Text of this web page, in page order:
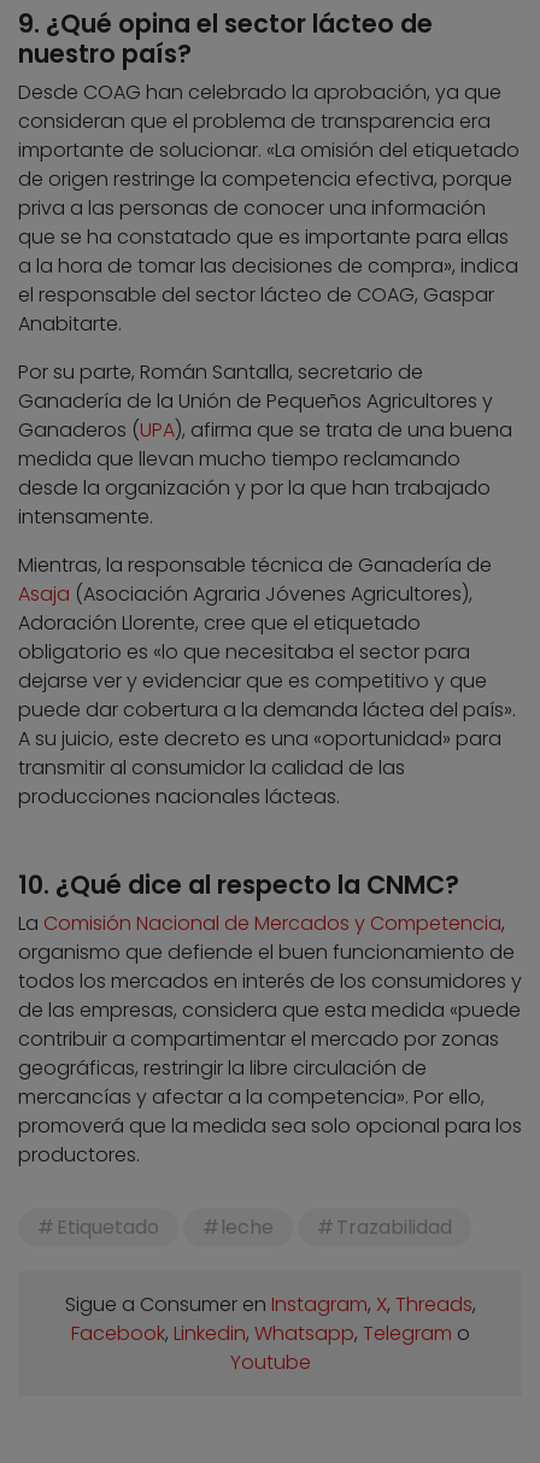
9. ¿Qué opina el sector lácteo de
nuestro país?
Desde COAG han celebrado la aprobación, ya que
consideran que el problema de transparencia era
importante de solucionar. «La omisión del etiquetado
de origen restringe la competencia efectiva, porque
priva a las personas de conocer una información
que se ha constatado que es importante para ellas
a la hora de tomar las decisiones de compra», indica
el responsable del sector lácteo de COAG, Gaspar
Anabitarte.
Por su parte, Román Santalla, secretario de
Ganadería de la Unión de Pequeños Agricultores y
Ganaderos (UPA), afirma que se trata de una buena
medida que llevan mucho tiempo reclamando
desde la organización y por la que han trabajado
intensamente.
Mientras, la responsable técnica de Ganadería de
Asaja (Asociación Agraria Jóvenes Agricultores),
Adoración Llorente, cree que el etiquetado
obligatorio es «lo que necesitaba el sector para
dejarse ver y evidenciar que es competitivo y que
puede dar cobertura a la demanda láctea del país».
A su juicio, este decreto es una «oportunidad» para
transmitir al consumidor la calidad de las
producciones nacionales lácteas.
10. ¿Qué dice al respecto la CNMC?
La Comisión Nacional de Mercados y Competencia,
organismo que defiende el buen funcionamiento de
todos los mercados en interés de los consumidores y
de las empresas, considera que esta medida «puede
contribuir a compartimentar el mercado por zonas
geográficas, restringir la libre circulación de
mercancías y afectar a la competencia». Por ello,
promoverá que la medida sea solo opcional para los
productores.
Etiquetado leche Trazabilidad
Sigue a Consumer en Instagram, X, Threads,
Facebook, Linkedin, Whatsapp, Telegram o
Youtube